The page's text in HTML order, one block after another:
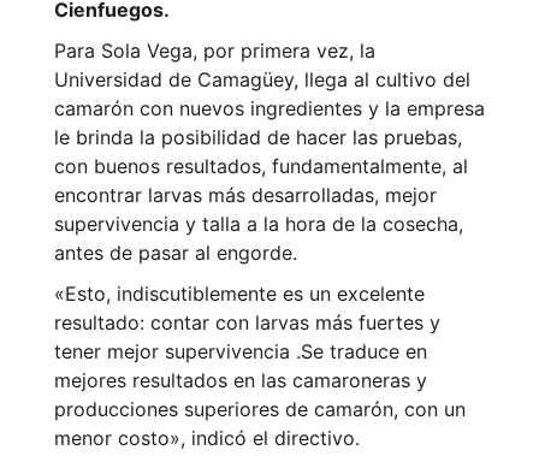
Cienfuegos.
Para Sola Vega, por primera vez, la
Universidad de Camagüey, llega al cultivo del
camarón con nuevos ingredientes y la empresa
le brinda la posibilidad de hacer las pruebas,
con buenos resultados, fundamentalmente, al
encontrar larvas más desarrolladas, mejor
supervivencia y talla a la hora de la cosecha,
antes de pasar al engorde.
«Esto, indiscutiblemente es un excelente
resultado: contar con larvas más fuertes y
tener mejor supervivencia .Se traduce en
mejores resultados en las camaroneras y
producciones superiores de camarón, con un
menor costo», indicó el directivo.